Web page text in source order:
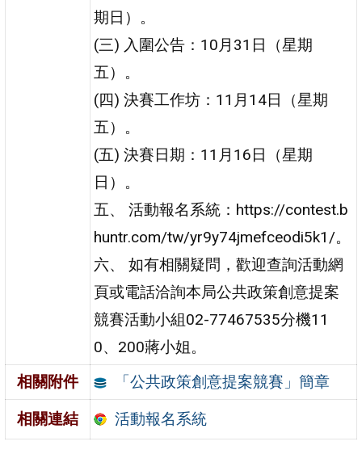
期日）。
(三) 入圍公告：10月31日（星期
五）。
(四) 決賽工作坊：11月14日（星期
五）。
(五) 決賽日期：11月16日（星期
日）。
五、 活動報名系統：https://contest.b
huntr.com/tw/yr9y74jmefceodi5k1/。
六、 如有相關疑問，歡迎查詢活動網
頁或電話洽詢本局公共政策創意提案
競賽活動小組02-77467535分機11
0、200蔣小姐。
相關附件
「公共政策創意提案競賽」簡章
相關連結 活動報名系統